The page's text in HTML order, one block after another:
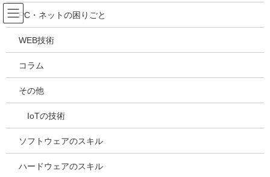
コ
ン
テ
ツ
ス
ッ
ナ
ビ
ゲ
シ
ン
移
吉川万能ＩＴ研究所
メディア
HOME
2022年3月9日 / 最終更新日時 :
20220308162331
PC・ネットの困りごと
WEB技術
コラム
その他
IoTの技術
ソフトウェアのスキル
ハードウェアのスキル